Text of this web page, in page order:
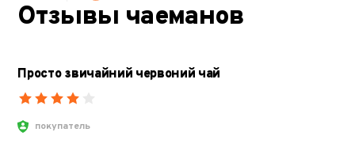
Отзывы чаеманов
Просто звичайний червоний чай
покупатель